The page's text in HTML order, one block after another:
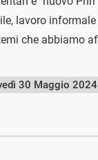
lavoro
che abbiamo
30 Maggio 2024